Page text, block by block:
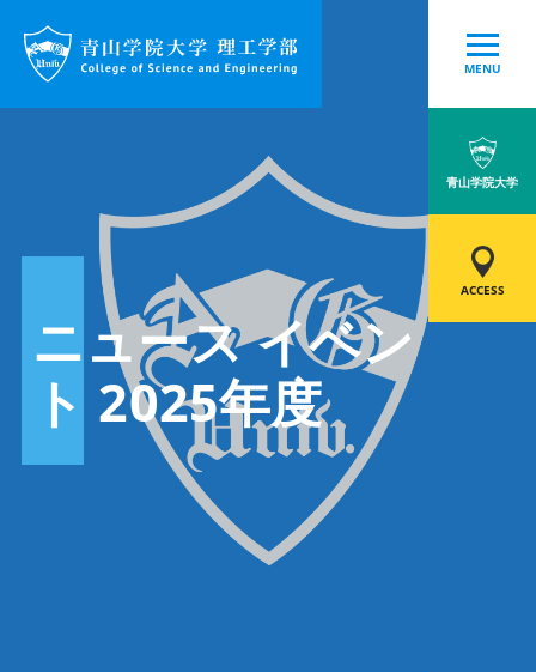
MENU
青山学院大学
ACCESS
ニュース イベン
ト 2025年度